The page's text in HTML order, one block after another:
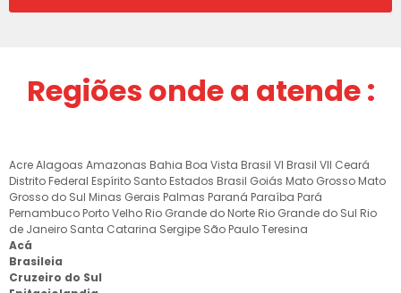
Regiões onde a atende :
AcreAlagoas Amazonas Bahia Boa Vista Brasil VI Brasil VII Ceará
Distrito Federal Espírito Santo Estados Brasil Goiás Mato Grosso Mato
Grosso do Sul Minas Gerais Palmas Paraná Paraíba Pará
Pernambuco Porto Velho Rio Grande do Norte Rio Grande do Sul Rio
de Janeiro Santa Catarina Sergipe São PauloTeresina
Acá
Brasileia
Cruzeiro do Sul